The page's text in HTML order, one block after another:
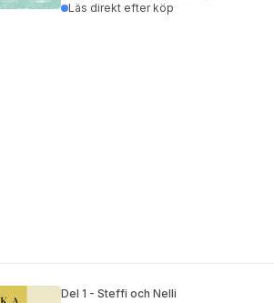
Läs direkt efter köp
Del 1 - Steffi och Nelli